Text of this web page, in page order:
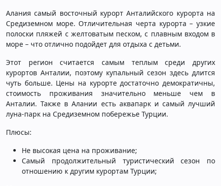
Алания самый восточный курорт Анталийского курорта на
Средиземном море. Отличительная черта курорта – узкие
полоски пляжей с желтоватым песком, с плавным входом в
море – что отлично подойдет для отдыха с детьми.
Этот регион считается самым теплым среди других
курортов Анталии, поэтому купальный сезон здесь длится
чуть больше. Цены на курорте достаточно демократичны,
стоимость проживания значительно меньше чем в
Анталии. Также в Алании есть аквапарк и самый лучший
луна-парк на Средиземном побережье Турции.
Плюсы:
Не высокая цена на проживание;
Самый продолжительный туристический сезон по
отношению к другим курортам Турции;